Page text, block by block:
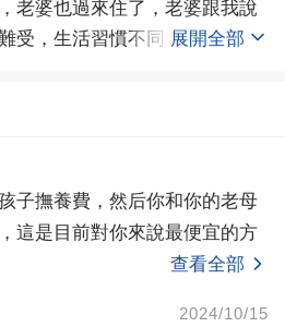
老婆也過來住了，老婆跟我說
受，生活習慣不同，認為這里
不了，我也不放心我媽，年紀
了，但是我老婆擺明態度了，
都在瘋狂的邊緣，天天都想
法，想問一下各位有什麼好的
展開全部
子撫養費，然后你和你的老母
這是目前對你來說最便宜的方
查看全部
2024/10/15
育兒 老年病科普